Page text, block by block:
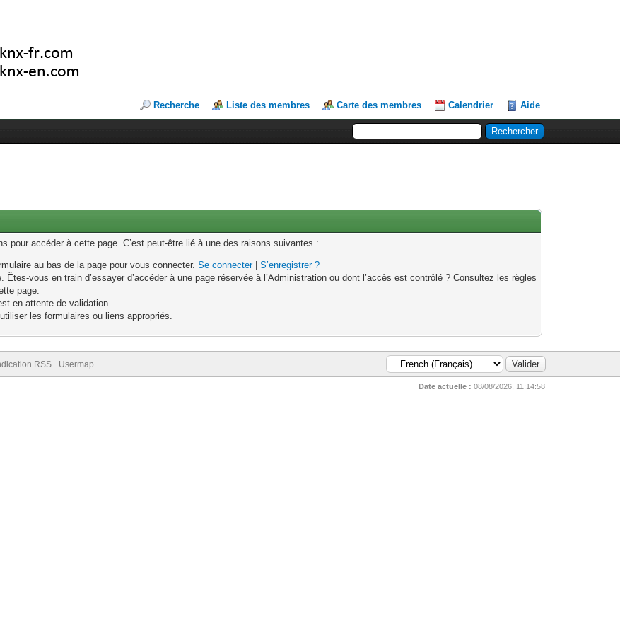
Recherche Liste des membres Carte des membres Calendrier Aide
pour accéder à cette page. C’est peut-être lié à une des raisons suivantes :
au bas de la page pour vous connecter.Se connecter|S’enregistrer ?
Êtes-vous en train d’essayer d’accéder à une page réservée à l’Administration ou dont l’accès est contrôlé ? Consultez les règles
page.
en attente de validation.
les formulaires ou liens appropriés.
RSS Usermap
Date actuelle : 08/08/2026, 11:14:58